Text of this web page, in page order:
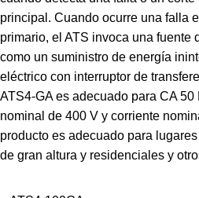
principal. Cuando ocurre una falla
primario, el ATS invoca una fuente
como un suministro de energía
eléctrico con interruptor de
ATS4-GA es adecuado para CA
nominal de 400 V y corriente
producto es adecuado para
de gran altura y residenciales y